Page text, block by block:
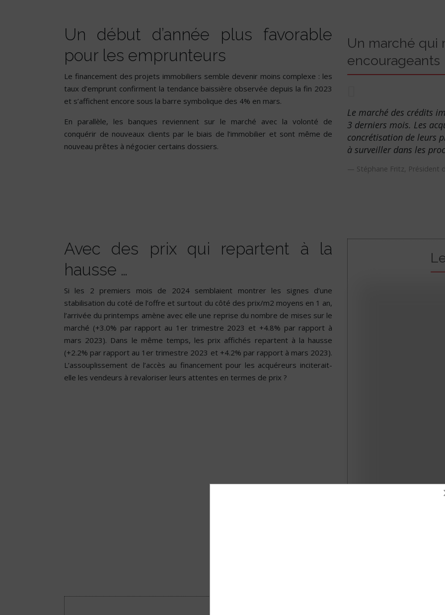
Un début d’année plus favorable
pour les emprunteurs
Le financement des projets immobiliers semble devenir moins complexe : les
taux d’emprunt confirment la tendance baissière observée depuis la fin 2023
et s’affichent encore sous la barre symbolique des 4% en mars.
En parallèle, les banques reviennent sur le marché avec la volonté de
conquérir de nouveaux clients par le biais de l’immobilier et sont même de
nouveau prêtes à négocier certains dossiers.
Un marché qui
encourageants
Le marché des crédits
3 derniers mois. Les
concrétisation de leurs
à surveiller dans les
Stéphane Fritz, Président
Avec des prix qui repartent à la
hausse …
Si les 2 premiers mois de 2024 semblaient montrer les signes d’une
stabilisation du coté de l’offre et surtout du côté des prix/m2 moyens en 1 an,
l’arrivée du printemps amène avec elle une reprise du nombre de mises sur le
marché (+3.0% par rapport au 1er trimestre 2023 et +4.8% par rapport à
mars 2023). Dans le même temps, les prix affichés repartent à la hausse
(+2.2% par rapport au 1er trimestre 2023 et +4.2% par rapport à mars 2023).
L’assouplissement de l’accès au financement pour les acquéreurs inciterait-
elle les vendeurs à revaloriser leurs attentes en termes de prix ?